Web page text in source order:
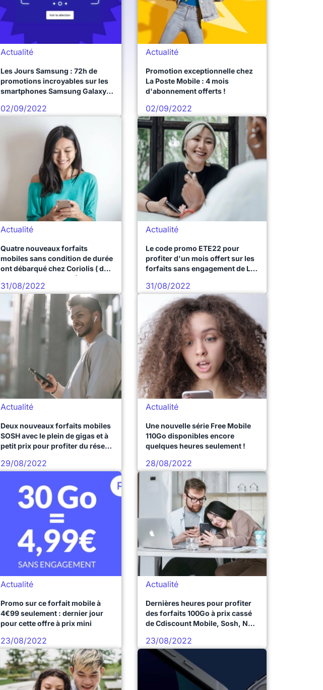
Actualité
Les Jours Samsung : 72h de
promotions incroyables sur les
smartphones Samsung Galaxy
FE et Galaxy M13
02/09/2022
Actualité
Promotion exceptionnelle chez
La Poste Mobile : 4 mois
d'abonnement offerts !
02/09/2022
Actualité
Quatre nouveaux forfaits
mobiles sans condition de durée
ont débarqué chez Coriolis ( de
40 à 210Go dès 5.99€)
31/08/2022
Actualité
Le code promo ETE22 pour
profiter d'un mois offert sur les
forfaits sans engagement de La
minuit
31/08/2022
Actualité
Deux nouveaux forfaits mobiles
SOSH avec le plein de gigas et à
petit prix pour profiter du réseau
29/08/2022
Actualité
Une nouvelle série Free Mobile
110Go disponibles encore
quelques heures seulement !
28/08/2022
Actualité
Promo sur ce forfait mobile à
4€99 seulement : dernier jour
pour cette offre à prix mini
23/08/2022
Actualité
Dernières heures pour profiter
des forfaits 100Go à prix cassé
de Cdiscount Mobile, Sosh, NRJ
23/08/2022